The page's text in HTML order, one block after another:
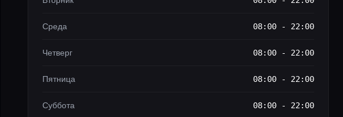
Среда 08:00 - 22:00
Четверг 08:00 - 22:00
Пятница 08:00 - 22:00
Суббота 08:00 - 22:00